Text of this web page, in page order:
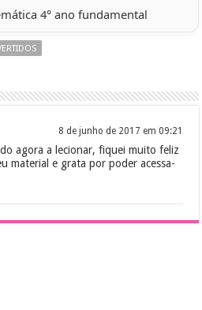
4° ano fundamental
8 de junho de 2017 em 09:21
agora a lecionar, fiquei muito feliz
material e grata por poder acessa-